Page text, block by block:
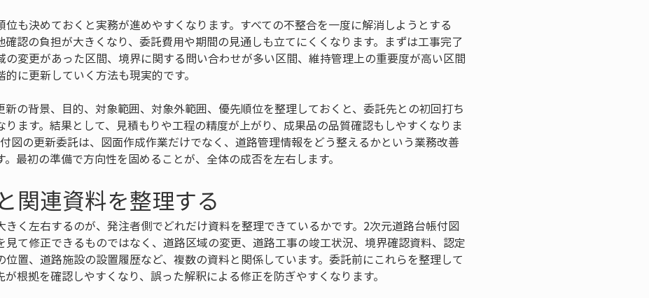
位も決めておくと実務が進めやすくなります。すべての不整合を一度に解消しようとする
確認の負担が大きくなり、委託費用や期間の見通しも立てにくくなります。まずは工事完了
の変更があった区間、境界に関する問い合わせが多い区間、維持管理上の重要度が高い区間
に更新していく方法も現実的です。
新の背景、目的、対象範囲、対象外範囲、優先順位を整理しておくと、委託先との初回打ち
ります。結果として、見積もりや工程の精度が上がり、成果品の品質確認もしやすくなりま
図の更新委託は、図面作成作業だけでなく、道路管理情報をどう整えるかという業務改善
最初の準備で方向性を固めることが、全体の成否を左右します。
関連資料を整理する
きく左右するのが、発注者側でどれだけ資料を整理できているかです。2次元道路台帳付図
見て修正できるものではなく、道路区域の変更、道路工事の竣工状況、境界確認資料、認定
位置、道路施設の設置履歴など、複数の資料と関係しています。委託前にこれらを整理して
根拠を確認しやすくなり、誤った解釈による修正を防ぎやすくなります。